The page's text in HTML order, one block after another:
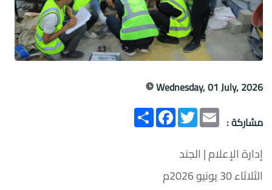
Wednesday, 01 July, 2026
مشاركة :
انشر
FacebookTwitter Email
إدارة الإعلام | الجند
الثلاثاء 30 يونيو 2026م